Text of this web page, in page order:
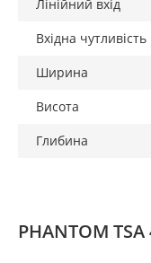
Номінал
замикання, від
Світлодіоди:
Лінійний вхід
Вхідна чутливість
Ширина
Висота
Глибина
PHANTOM